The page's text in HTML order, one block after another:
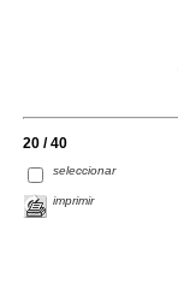
20 / 40
seleccionar
imprimir